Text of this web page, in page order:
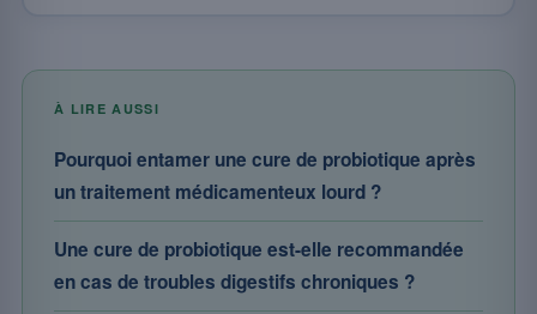
À LIRE AUSSI
Pourquoi entamer une cure de probiotique après
un traitement médicamenteux lourd ?
Une cure de probiotique est-elle recommandée
en cas de troubles digestifs chroniques ?